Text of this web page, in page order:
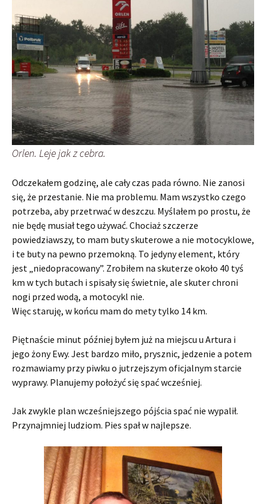
Orlen. Leje jak z cebra.
Odczekałem godzinę, ale cały czas pada równo. Nie zanosi
się, że przestanie. Nie ma problemu. Mam wszystko czego
potrzeba, aby przetrwać w deszczu. Myślałem po prostu, że
nie będę musiał tego używać. Chociaż szczerze
powiedziawszy, to mam buty skuterowe a nie motocyklowe,
i te buty na pewno przemokną. To jedyny element, który
jest „niedopracowany”. Zrobiłem na skuterze około 40 tyś
km w tych butach i spisały się świetnie, ale skuter chroni
nogi przed wodą, a motocykl nie.
Więc staruję, w końcu mam do mety tylko 14 km.
Piętnaście minut później byłem już na miejscu u Artura i
jego żony Ewy. Jest bardzo miło, prysznic, jedzenie a potem
rozmawiamy przy piwku o jutrzejszym oficjalnym starcie
wyprawy. Planujemy położyć się spać wcześniej.
Jak zwykle plan wcześniejszego pójścia spać nie wypalił.
Przynajmniej ludziom. Pies spał w najlepsze.